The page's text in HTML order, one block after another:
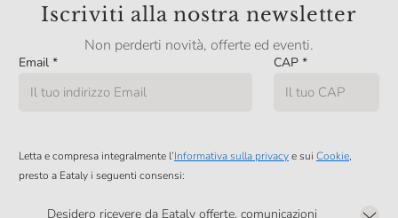
Iscriviti alla nostra newsletter
Non perderti novità, offerte ed eventi.
Email * CAP *
Letta e compresa integralmente l’Informativa sulla privacye sui Cookie,
presto a Eataly i seguenti consensi:
Desidero ricevere da Eataly offerte, comunicazioni